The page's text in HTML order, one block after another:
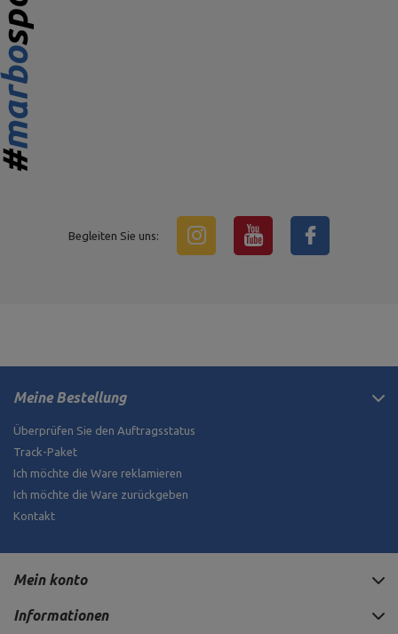
Begleiten Sie uns:
Meine Bestellung
Überprüfen Sie den Auftragsstatus
Track-Paket
Ich möchte die Ware reklamieren
Ich möchte die Ware zurückgeben
Kontakt
Mein konto
Informationen